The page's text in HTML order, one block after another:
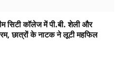
कॉलेज में पी.बी. शेली और
छात्रों के नाटक ने लूटी महफिल